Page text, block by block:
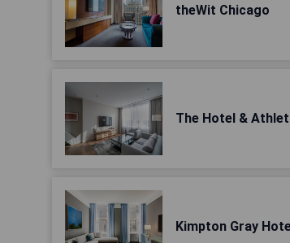
theWit Chicago
The Hotel &
Kimpton Gray